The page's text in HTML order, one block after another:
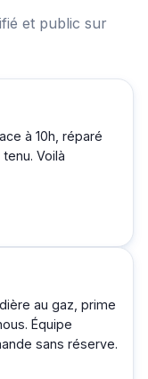
et public sur
à 10h, réparé
Voilà
au gaz, prime
Équipe
sans réserve.